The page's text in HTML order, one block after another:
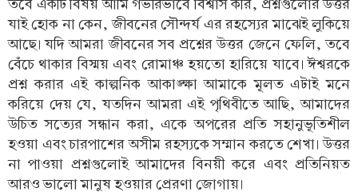
তবে একটি বিষয় আমি গভীরভাবে বিশ্বাস করি, প্রশ্নগুলোর উত্তর
যাই হোক না কেন, জীবনের সৌন্দর্য এর রহস্যের মাঝেই লুকিয়ে
আছে। যদি আমরা জীবনের সব প্রশ্নের উত্তর জেনে ফেলি, তবে
বেঁচে থাকার বিস্ময় এবং রোমাঞ্চ হয়তো হারিয়ে যাবে। ঈশ্বরকে
প্রশ্ন করার এই কাল্পনিক আকাঙ্ক্ষা আমাকে মূলত এটাই মনে
করিয়ে দেয় যে, যতদিন আমরা এই পৃথিবীতে আছি, আমাদের
উচিত সত্যের সন্ধান করা, একে অপরের প্রতি সহানুভূতিশীল
হওয়া এবং চারপাশের অসীম রহস্যকে সম্মান করতে শেখা। উত্তর
না পাওয়া প্রশ্নগুলোই আমাদের বিনয়ী করে এবং প্রতিনিয়ত
আরও ভালো মানুষ হওয়ার প্রেরণা জোগায়।